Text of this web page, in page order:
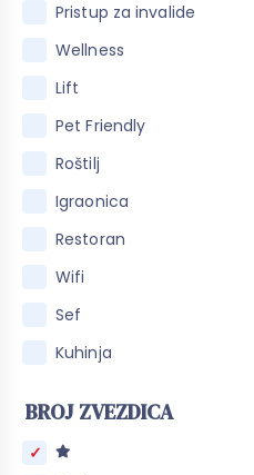
Pristup za invalide
Wellness
Lift
Pet Friendly
Roštilj
Igraonica
Restoran
Wifi
Sef
Kuhinja
BROJ ZVEZDICA